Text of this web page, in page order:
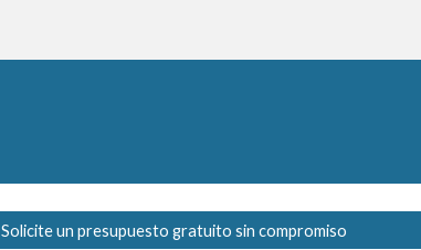
Solicite un presupuesto gratuito sin compromiso